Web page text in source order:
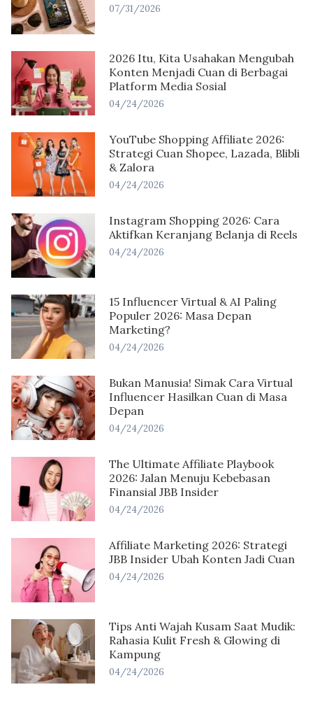
07/31/2026
2026 Itu, Kita Usahakan Mengubah
Konten Menjadi Cuan di Berbagai
Platform Media Sosial
04/24/2026
YouTube Shopping Affiliate 2026:
Strategi Cuan Shopee, Lazada, Blibli
& Zalora
04/24/2026
Instagram Shopping 2026: Cara
Aktifkan Keranjang Belanja di Reels
04/24/2026
15 Influencer Virtual & AI Paling
Populer 2026: Masa Depan
Marketing?
04/24/2026
Bukan Manusia! Simak Cara Virtual
Influencer Hasilkan Cuan di Masa
Depan
04/24/2026
The Ultimate Affiliate Playbook
2026: Jalan Menuju Kebebasan
Finansial JBB Insider
04/24/2026
Affiliate Marketing 2026: Strategi
JBB Insider Ubah Konten Jadi Cuan
04/24/2026
Tips Anti Wajah Kusam Saat Mudik:
Rahasia Kulit Fresh & Glowing di
Kampung
04/24/2026